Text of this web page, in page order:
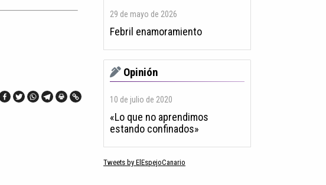
29 de mayo de 2026
Febril enamoramiento
Opinión
10 de julio de 2020
«Lo que no aprendimos
estando confinados»
Tweets by ElEspejoCanario